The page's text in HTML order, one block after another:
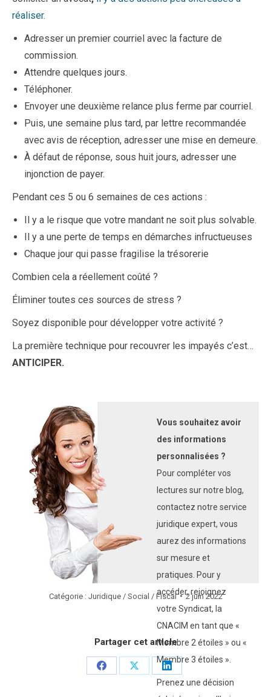
réaliser.
Adresser un premier courriel avec la facture de
commission.
Attendre quelques jours.
Téléphoner.
Envoyer une deuxième relance plus ferme par courriel.
Puis, une semaine plus tard, par lettre recommandée
avec avis de réception, adresser une mise en demeure.
À défaut de réponse, sous huit jours, adresser une
injonction de payer.
Pendant ces 5 ou 6 semaines de ces actions :
Il y a le risque que votre mandant ne soit plus solvable.
Il y a une perte de temps en démarches infructueuses
Chaque jour qui passe fragilise la trésorerie
Combien cela a réellement coûté ?
Éliminer toutes ces sources de stress ?
Soyez disponible pour développer votre activité ?
La première technique pour recouvrer les impayés c’est…
ANTICIPER.
Vous souhaitez avoir
des informations
personnalisées ?
Pour compléter vos
lectures sur notre blog,
contactez notre service
juridique expert, vous
aurez des informations
sur mesure et
pratiques. Pour y
accéder, rejoignez
votre Syndicat, la
CNACIM en tant que «
Membre 2 étoiles » ou «
Membre 3 étoiles ».
Prenez une décision
Catégorie : Juridique / Social / Fiscal 2 juin 2022
Partager cet article
PartagerPartagerPartager